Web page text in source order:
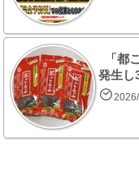
「都
発生し